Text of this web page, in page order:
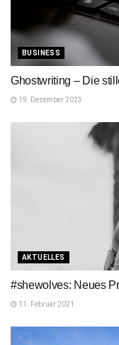
BUSINESS
Ghostwriting – Die
19. Dezember 2023
AKTUELLES
#shewolves: Neues
11. Februar 2021